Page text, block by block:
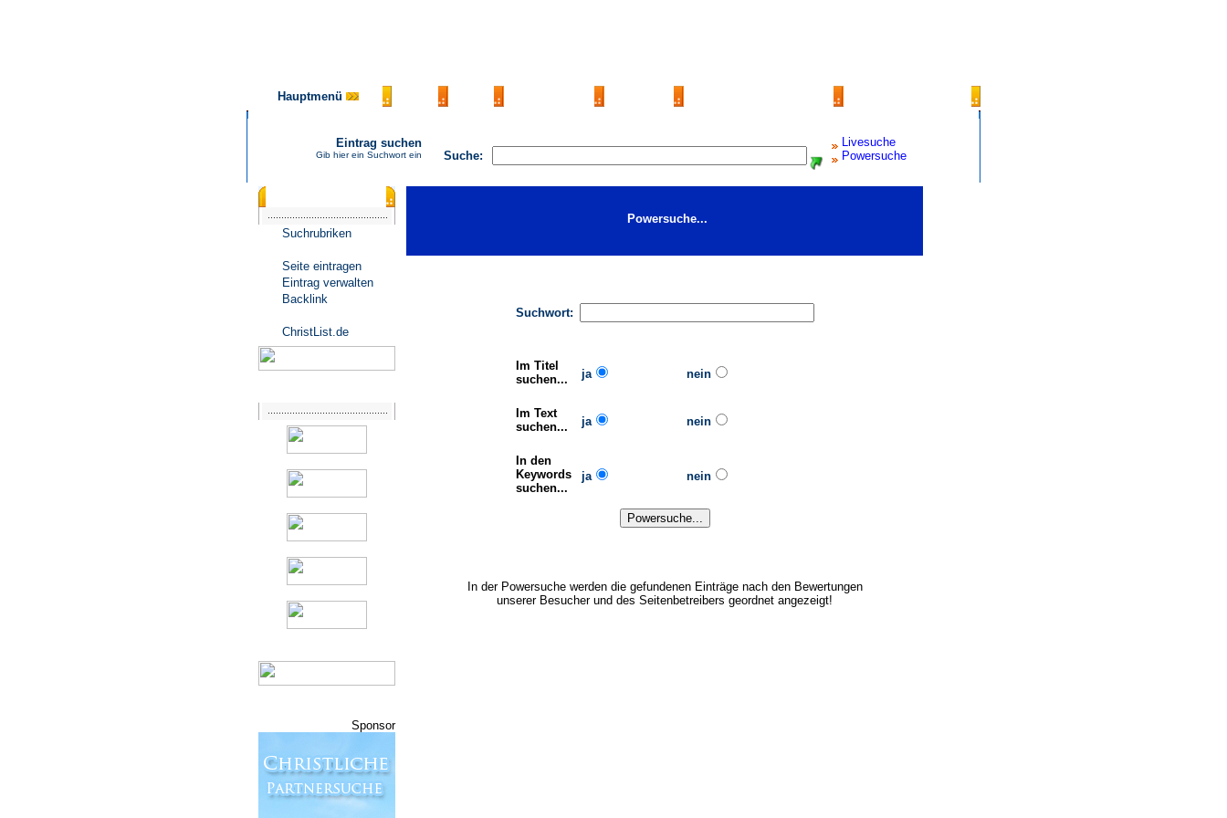
Hauptmenü
Suche:
Livesuche
Powersuche
Eintrag suchen
Gib hier ein Suchwort ein
Suchrubriken
Seite eintragen
Eintrag verwalten
Backlink
ChristList.de
Sponsor
Powersuche...
Suchwort:
Im Titel
suchen...
ja nein
Im Text
suchen...
ja nein
In den
Keywords
suchen...
ja nein
In der Powersuche werden die gefundenen Einträge nach den Bewertungen
unserer Besucher und des Seitenbetreibers geordnet angezeigt!